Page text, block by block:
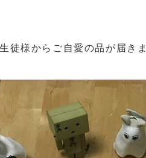
徒様からご自愛の品が届き